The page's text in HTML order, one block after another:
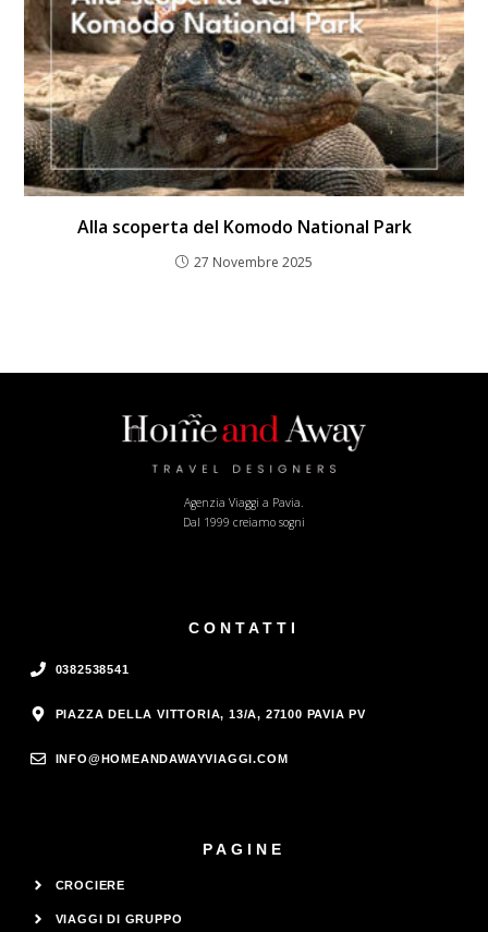
Alla scoperta del Komodo National Park
27 Novembre 2025
Agenzia Viaggi a Pavia.
Dal 1999 creiamo sogni
CONTATTI
0382538541
PIAZZA DELLA VITTORIA, 13/A, 27100 PAVIA PV
INFO@HOMEANDAWAYVIAGGI.COM
PAGINE
CROCIERE
VIAGGI DI GRUPPO